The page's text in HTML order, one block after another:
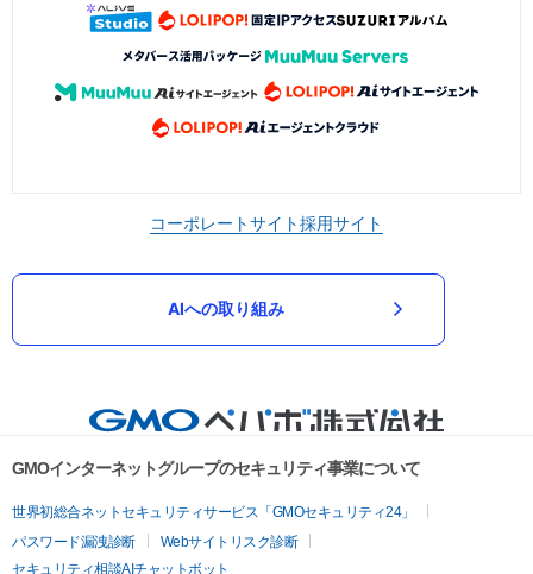
コーポレートサイト採用サイト
AIへの取り組み
GMOインターネットグループのセキュリティ事業について
世界初総合ネットセキュリティサービス「GMOセキュリティ24」
パスワード漏洩診断
Webサイトリスク診断
セキュリティ相談AIチャットボット